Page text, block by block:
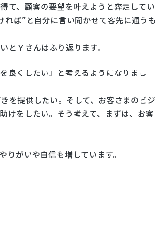
て、顧客の要望を叶えようと奔走してい
ば”と自分に言い聞かせて客先に通うも
とＹさんはふり返ります。
良くしたい」と考えるようになりまし
を提供したい。そして、お客さまのビジ
けをしたい。そう考えて、まずは、お客
がいや自信も増しています。